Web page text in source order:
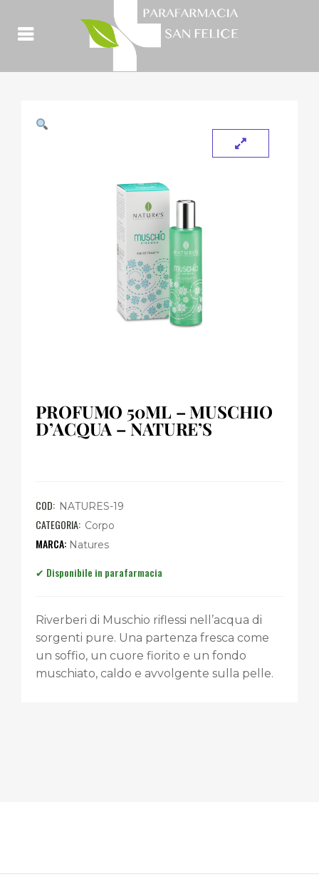
PROFUMO 50ML – MUSCHIO
D’ACQUA – NATURE’S
COD: NATURES-19
CATEGORIA: Corpo
Natures
Riverberi di Muschio riflessi nell’acqua di
sorgenti pure. Una partenza fresca come
un soffio, un cuore fiorito e un fondo
muschiato, caldo e avvolgente sulla pelle.